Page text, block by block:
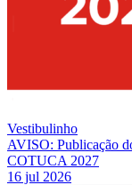
Vestibulinho
AVISO: Publicação
COTUCA 2027
16 jul 2026